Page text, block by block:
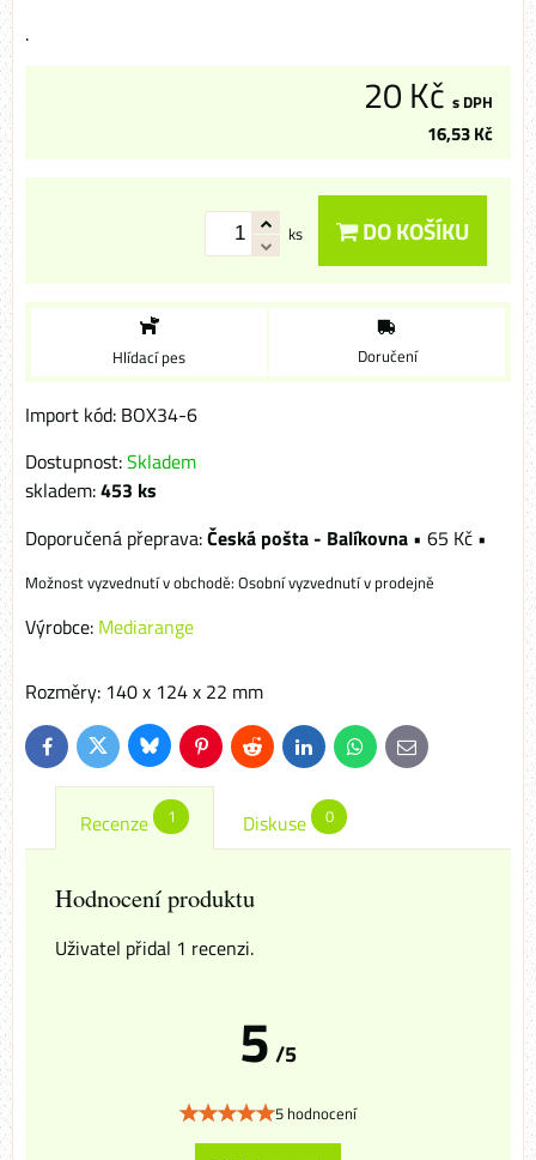
.
20 Kč s DPH
16,53 Kč
ks DO KOŠÍKU
Hlídací pes Doručení
Import kód: BOX34-6
Dostupnost:Skladem
skladem:453 ks
Česká pošta - Balíkovna • 65 Kč •
Osobní vyzvednutí v prodejně
Výrobce: Mediarange
Rozměry: 140 x 124 x 22 mm
FacebookTwitterBlueskyPinterestReddit LinkedInWhatsApp
E-
mail
Recenze 1 Diskuse 0
Hodnocení produktu
Uživatel přidal 1 recenzi.
5 /5
5 hodnocení